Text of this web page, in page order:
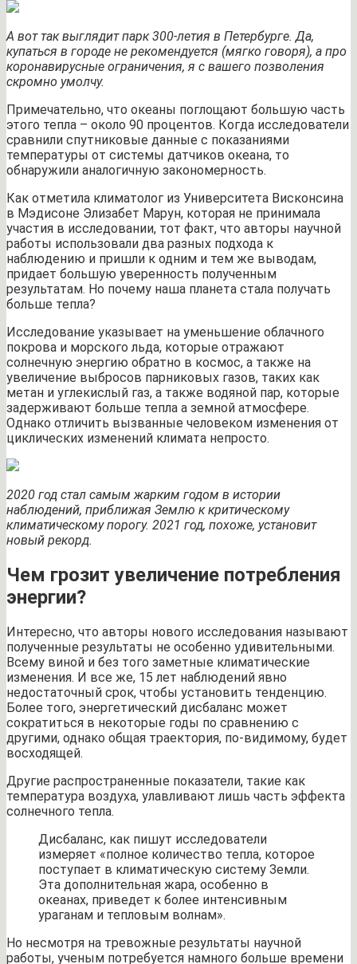
А вот так выглядит парк 300-летия в Петербурге. Да,
купаться в городе не рекомендуется (мягко говоря), а про
коронавирусные ограничения, я с вашего позволения
скромно умолчу.
Примечательно, что океаны поглощают большую часть
этого тепла – около 90 процентов. Когда исследователи
сравнили спутниковые данные с показаниями
температуры от системы датчиков океана, то
обнаружили аналогичную закономерность.
Как отметила климатолог из Университета Висконсина
в Мэдисоне Элизабет Марун, которая не принимала
участия в исследовании, тот факт, что авторы научной
работы использовали два разных подхода к
наблюдению и пришли к одним и тем же выводам,
придает большую уверенность полученным
результатам. Но почему наша планета стала получать
больше тепла?
Исследование указывает на уменьшение облачного
покрова и морского льда, которые отражают
солнечную энергию обратно в космос, а также на
увеличение выбросов парниковых газов, таких как
метан и углекислый газ, а также водяной пар, которые
задерживают больше тепла а земной атмосфере.
Однако отличить вызванные человеком изменения от
циклических изменений климата непросто.
2020 год стал самым жарким годом в истории
наблюдений, приближая Землю к критическому
климатическому порогу. 2021 год, похоже, установит
новый рекорд.
Чем грозит увеличение потребления
энергии?
Интересно, что авторы нового исследования называют
полученные результаты не особенно удивительными.
Всему виной и без того заметные климатические
изменения. И все же, 15 лет наблюдений явно
недостаточный срок, чтобы установить тенденцию.
Более того, энергетический дисбаланс может
сократиться в некоторые годы по сравнению с
другими, однако общая траектория, по-видимому, будет
восходящей.
Другие распространенные показатели, такие как
температура воздуха, улавливают лишь часть эффекта
солнечного тепла.
Дисбаланс, как пишут исследователи
измеряет «полное количество тепла, которое
поступает в климатическую систему Земли.
Эта дополнительная жара, особенно в
океанах, приведет к более интенсивным
ураганам и тепловым волнам».
Но несмотря на тревожные результаты научной
работы, ученым потребуется намного больше времени